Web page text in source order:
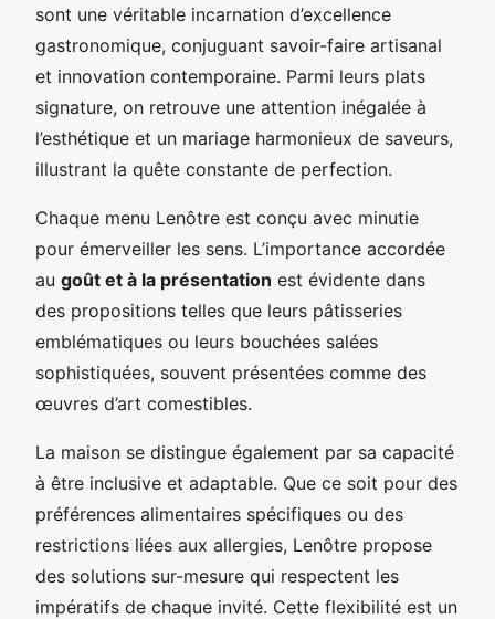
sont une véritable incarnation d’excellence
gastronomique, conjuguant savoir-faire artisanal
et innovation contemporaine. Parmi leurs plats
signature, on retrouve une attention inégalée à
l’esthétique et un mariage harmonieux de saveurs,
illustrant la quête constante de perfection.
Chaque menu Lenôtre est conçu avec minutie
pour émerveiller les sens. L’importance accordée
au goût et à la présentation est évidente dans
des propositions telles que leurs pâtisseries
emblématiques ou leurs bouchées salées
sophistiquées, souvent présentées comme des
œuvres d’art comestibles.
La maison se distingue également par sa capacité
à être inclusive et adaptable. Que ce soit pour des
préférences alimentaires spécifiques ou des
restrictions liées aux allergies, Lenôtre propose
des solutions sur-mesure qui respectent les
impératifs de chaque invité. Cette flexibilité est un